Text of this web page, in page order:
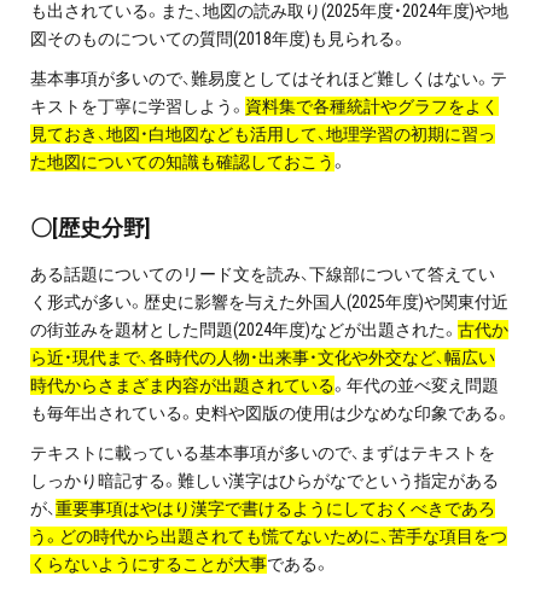
プライバシーポリシー
免責事項・著作権等
プロ教師が届ける
公式LINE＠
0120-11-3967
受付:9:30～21:30(定休:日曜・祝日)
お問い合わせ・資料請求
も出されている。また、地図の読み取り(2025年度・2024年度)や地
図そのものについての質問(2018年度)も見られる。
基本事項が多いので、難易度としてはそれほど難しくはない。テ
キストを丁寧に学習しよう。 資料集で各種統計やグラフをよく
見ておき、地図・白地図なども活用して、地理学習の初期に習っ
た地図についての知識も確認しておこう。
〇[歴史分野]
ある話題についてのリード文を読み、下線部について答えてい
く形式が多い。歴史に影響を与えた外国人(2025年度)や関東付近
の街並みを題材とした問題(2024年度)などが出題された。 古代か
ら近・現代まで、各時代の人物・出来事・文化や外交など、幅広い
時代からさまざま内容が出題されている。年代の並べ変え問題
も毎年出されている。史料や図版の使用は少なめな印象である。
テキストに載っている基本事項が多いので、まずはテキストを
しっかり暗記する。難しい漢字はひらがなでという指定がある
が、重要事項はやはり漢字で書けるようにしておくべきであろ
う。どの時代から出題されても慌てないために、苦手な項目をつ
くらないようにすることが大事である。